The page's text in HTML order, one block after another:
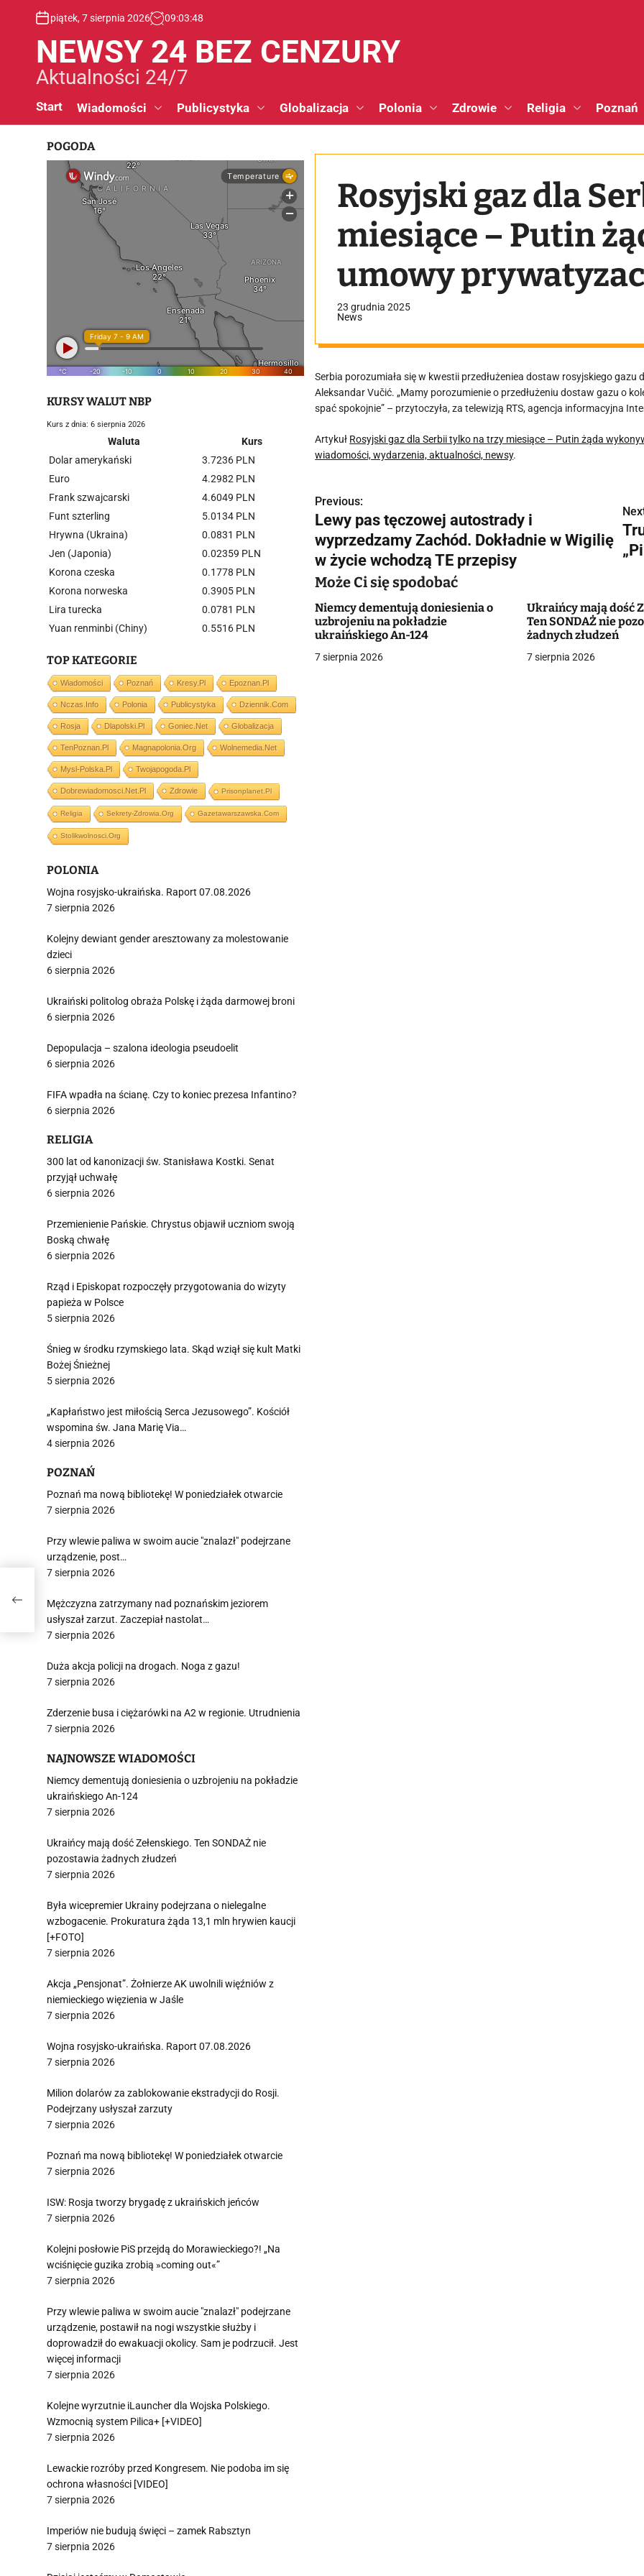
piątek, 7 sierpnia 2026 09:03:49
NEWSY 24 BEZ CENZURY
Aktualności 24/7
Start Wiadomości Publicystyka Globalizacja Polonia Zdrowie Religia Poznań
Rosyjski gaz dla
miesiące – Putin
umowy
23 grudnia 2025
News
Serbia porozumiała się w kwestii przedłużeniea dostaw rosyjskiego
Aleksandar Vučić. „Mamy porozumienie o przedłużeniu dostaw gazu o
spać spokojnie” – przytoczyła, za telewizją RTS, agencja informacyjna
Artykuł Rosyjski gaz dla Serbii tylko na trzy miesiące – Putin żąda
wiadomości, wydarzenia, aktualności, newsy.
N
a
w
i
g
a
Previous:
Lewy pas tęczowej autostrady i
wyprzedzamy Zachód. Dokładnie w Wigilię
w życie wchodzą TE przepisy
Może Ci się spodobać
Niemcy dementują doniesienia o
uzbrojeniu na pokładzie
ukraińskiego An-124
7 sierpnia 2026
Ukraińcy mają dość
Ten SONDAŻ nie
żadnych złudzeń
7 sierpnia 2026
POGODA
KURSY WALUT NBP
Kurs z dnia: 6 sierpnia 2026
Waluta
Kurs
Dolar amerykański
3.7236 PLN
Euro
4.2982 PLN
Frank szwajcarski
4.6049 PLN
Funt szterling
5.0134 PLN
Hrywna (Ukraina)
0.0831 PLN
Jen (Japonia)
0.02359 PLN
Korona czeska
0.1778 PLN
Korona norweska
0.3905 PLN
Lira turecka
0.0781 PLN
Yuan renminbi (Chiny)
0.5516 PLN
TOP KATEGORIE
Wiadomości Poznań Kresy.pl Epoznan.pl
Nczas.info Polonia Publicystyka Dziennik.com
Rosja Dlapolski.pl Goniec.net Globalizacja
TenPoznan.pl Magnapolonia.org Wolnemedia.net
Mysl-Polska.pl Twojapogoda.pl
Dobrewiadomosci.net.pl Zdrowie Prisonplanet.pl
Religia Sekrety-Zdrowia.org Gazetawarszawska.com
Stolikwolnosci.org
POLONIA
Wojna rosyjsko-ukraińska. Raport 07.08.2026
7 sierpnia 2026
Kolejny dewiant gender aresztowany za molestowanie
dzieci
6 sierpnia 2026
Ukraiński politolog obraża Polskę i żąda darmowej broni
6 sierpnia 2026
Depopulacja – szalona ideologia pseudoelit
6 sierpnia 2026
FIFA wpadła na ścianę. Czy to koniec prezesa Infantino?
6 sierpnia 2026
RELIGIA
300 lat od kanonizacji św. Stanisława Kostki. Senat
przyjął uchwałę
6 sierpnia 2026
Przemienienie Pańskie. Chrystus objawił uczniom swoją
Boską chwałę
6 sierpnia 2026
Rząd i Episkopat rozpoczęły przygotowania do wizyty
papieża w Polsce
5 sierpnia 2026
Śnieg w środku rzymskiego lata. Skąd wziął się kult Matki
Bożej Śnieżnej
5 sierpnia 2026
„Kapłaństwo jest miłością Serca Jezusowego”. Kościół
wspomina św. Jana Marię Via…
4 sierpnia 2026
POZNAŃ
Poznań ma nową bibliotekę! W poniedziałek otwarcie
7 sierpnia 2026
Przy wlewie paliwa w swoim aucie "znalazł" podejrzane
urządzenie, post…
7 sierpnia 2026
Mężczyzna zatrzymany nad poznańskim jeziorem
usłyszał zarzut. Zaczepiał nastolat…
7 sierpnia 2026
Duża akcja policji na drogach. Noga z gazu!
7 sierpnia 2026
Zderzenie busa i ciężarówki na A2 w regionie. Utrudnienia
7 sierpnia 2026
NAJNOWSZE WIADOMOŚCI
Niemcy dementują doniesienia o uzbrojeniu na pokładzie
ukraińskiego An-124
7 sierpnia 2026
Ukraińcy mają dość Zełenskiego. Ten SONDAŻ nie
pozostawia żadnych złudzeń
7 sierpnia 2026
Była wicepremier Ukrainy podejrzana o nielegalne
wzbogacenie. Prokuratura żąda 13,1 mln hrywien kaucji
[+FOTO]
7 sierpnia 2026
Akcja „Pensjonat”. Żołnierze AK uwolnili więźniów z
niemieckiego więzienia w Jaśle
7 sierpnia 2026
Wojna rosyjsko-ukraińska. Raport 07.08.2026
7 sierpnia 2026
Milion dolarów za zablokowanie ekstradycji do Rosji.
Podejrzany usłyszał zarzuty
7 sierpnia 2026
Poznań ma nową bibliotekę! W poniedziałek otwarcie
7 sierpnia 2026
ISW: Rosja tworzy brygadę z ukraińskich jeńców
7 sierpnia 2026
Kolejni posłowie PiS przejdą do Morawieckiego?! „Na
wciśnięcie guzika zrobią »coming out«”
7 sierpnia 2026
Przy wlewie paliwa w swoim aucie "znalazł" podejrzane
urządzenie, postawił na nogi wszystkie służby i
doprowadził do ewakuacji okolicy. Sam je podrzucił. Jest
więcej informacji
7 sierpnia 2026
Kolejne wyrzutnie iLauncher dla Wojska Polskiego.
Wzmocnią system Pilica+ [+VIDEO]
7 sierpnia 2026
Lewackie rozróby przed Kongresem. Nie podoba im się
ochrona własności [VIDEO]
7 sierpnia 2026
Imperiów nie budują święci – zamek Rabsztyn
7 sierpnia 2026